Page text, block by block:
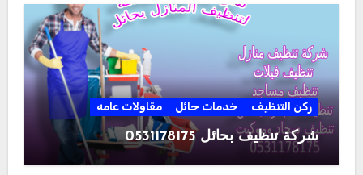
ركن التنظيف خدمات حائل مقاولات عامه
شركة تنظيف بحائل 0531178175